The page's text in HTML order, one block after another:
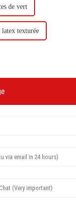
de vert
texturée